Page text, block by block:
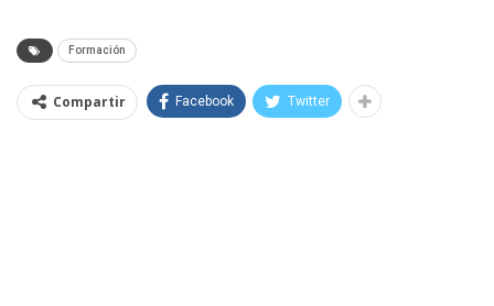
Formación
Compartir Facebook Twitter